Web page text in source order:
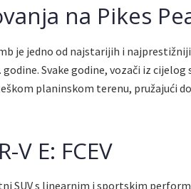
na Pikes
je jedno od najstarijih i
Svake godine, vozači iz cijelog
planinskom terenu, pružajući
V E: FCEV
SUV s linearnim i sportskim